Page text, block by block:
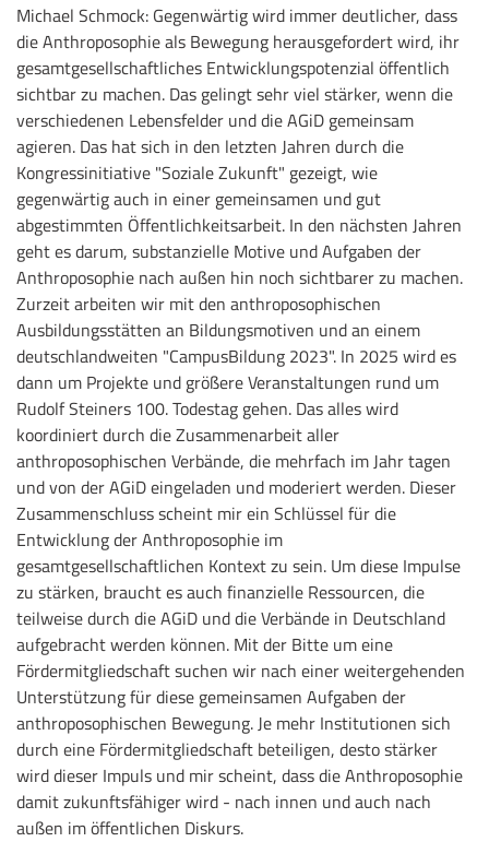
Michael Schmock: Gegenwärtig wird immer deutlicher, dass
die Anthroposophie als Bewegung herausgefordert wird, ihr
gesamtgesellschaftliches Entwicklungspotenzial öffentlich
sichtbar zu machen. Das gelingt sehr viel stärker, wenn die
verschiedenen Lebensfelder und die AGiD gemeinsam
agieren. Das hat sich in den letzten Jahren durch die
Kongressinitiative "Soziale Zukunft" gezeigt, wie
gegenwärtig auch in einer gemeinsamen und gut
abgestimmten Öffentlichkeitsarbeit. In den nächsten Jahren
geht es darum, substanzielle Motive und Aufgaben der
Anthroposophie nach außen hin noch sichtbarer zu machen.
Zurzeit arbeiten wir mit den anthroposophischen
Ausbildungsstätten an Bildungsmotiven und an einem
deutschlandweiten "CampusBildung 2023". In 2025 wird es
dann um Projekte und größere Veranstaltungen rund um
Rudolf Steiners 100. Todestag gehen. Das alles wird
koordiniert durch die Zusammenarbeit aller
anthroposophischen Verbände, die mehrfach im Jahr tagen
und von der AGiD eingeladen und moderiert werden. Dieser
Zusammenschluss scheint mir ein Schlüssel für die
Entwicklung der Anthroposophie im
gesamtgesellschaftlichen Kontext zu sein. Um diese Impulse
zu stärken, braucht es auch finanzielle Ressourcen, die
teilweise durch die AGiD und die Verbände in Deutschland
aufgebracht werden können. Mit der Bitte um eine
Fördermitgliedschaft suchen wir nach einer weitergehenden
Unterstützung für diese gemeinsamen Aufgaben der
anthroposophischen Bewegung. Je mehr Institutionen sich
durch eine Fördermitgliedschaft beteiligen, desto stärker
wird dieser Impuls und mir scheint, dass die Anthroposophie
damit zukunftsfähiger wird - nach innen und auch nach
außen im öffentlichen Diskurs.